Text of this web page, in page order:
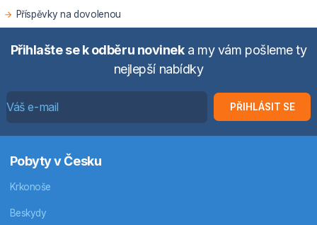
Příspěvky na dovolenou
Přihlašte se k odběru novineka my vám pošleme ty
nejlepší nabídky
PŘIHLÁSIT SE
Pobyty v Česku
Krkonoše
Beskydy